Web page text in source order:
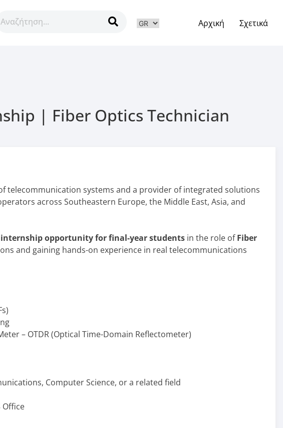
Αρχική Σχετικά
| Fiber Optics Technician
telecommunication systems and a provider of integrated solutions
across Southeastern Europe, the Middle East, Asia, and
internship opportunity for final-year students in the role ofFiber
and gaining hands-on experience in real telecommunications
– OTDR (Optical Time-Domain Reflectometer)
Computer Science, or a related field
Office